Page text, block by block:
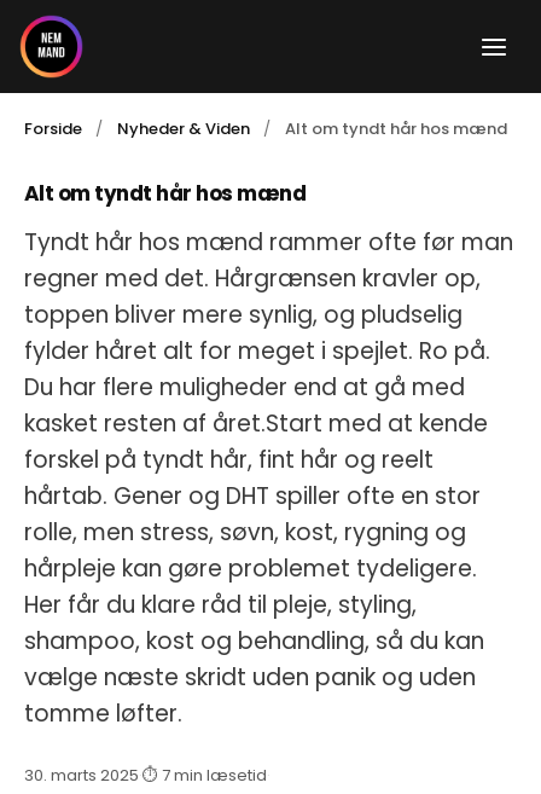
Gå
indholdet
Forside Nyheder & Viden Alt om tyndt hår hos mænd
Alt om tyndt hår hos mænd
Tyndt hår hos mænd rammer ofte før man
regner med det. Hårgrænsen kravler op,
toppen bliver mere synlig, og pludselig
fylder håret alt for meget i spejlet. Ro på.
Du har flere muligheder end at gå med
kasket resten af året.Start med at kende
forskel på tyndt hår, fint hår og reelt
hårtab. Gener og DHT spiller ofte en stor
rolle, men stress, søvn, kost, rygning og
hårpleje kan gøre problemet tydeligere.
Her får du klare råd til pleje, styling,
shampoo, kost og behandling, så du kan
vælge næste skridt uden panik og uden
tomme løfter.
30. marts 2025·⏱ 7 min læsetid·